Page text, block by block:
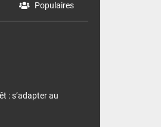
Populaires
: s’adapter au